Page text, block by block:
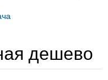
дешево